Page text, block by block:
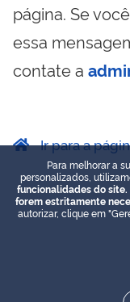
página. Se
essa
contate a
Ir para a
Para melhorar a
personalizados,
funcionalidades do site.
forem estritamente
autorizar, clique em